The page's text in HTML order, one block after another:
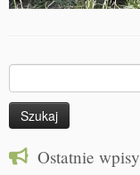
Ostatnie wpisy